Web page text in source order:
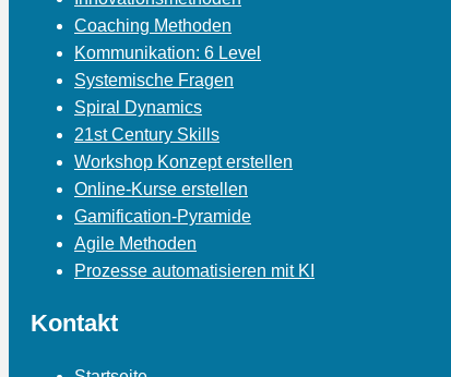
Coaching Methoden
Kommunikation: 6 Level
Systemische Fragen
Spiral Dynamics
21st Century Skills
Workshop Konzept erstellen
Online-Kurse erstellen
Gamification-Pyramide
Agile Methoden
Prozesse automatisieren mit KI
Kontakt